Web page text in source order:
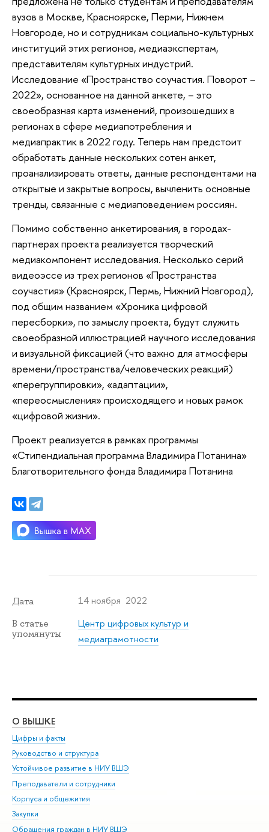
вузов в Москве, Красноярске, Перми, Нижнем
Новгороде, но и сотрудникам социально-культурных
институций этих регионов, медиаэкспертам,
представителям культурных индустрий.
Исследование «Пространство соучастия. Поворот –
2022», основанное на данной анкете, – это
своеобразная карта изменений, произошедших в
регионах в сфере медиапотребления и
медиапрактик в 2022 году. Теперь нам предстоит
обработать данные нескольких сотен анкет,
проанализировать ответы, данные респондентами на
открытые и закрытые вопросы, вычленить основные
тренды, связанные с медиаповедением россиян.
Помимо собственно анкетирования, в городах-
партнерах проекта реализуется творческий
медиакомпонент исследования. Несколько серий
видеоэссе из трех регионов «Пространства
соучастия» (Красноярск, Пермь, Нижний Новгород),
под общим названием «Хроника цифровой
пересборки», по замыслу проекта, будут служить
своеобразной иллюстрацией научного исследования
и визуальной фиксацией (что важно для атмосферы
времени/пространства/человеческих реакций)
«перегруппировки», «адаптации»,
«переосмысления» происходящего и новых рамок
«цифровой жизни».
Проект реализуется в рамках программы
«Стипендиальная программа Владимира Потанина»
Благотворительного фонда Владимира Потанина
Дата 14 ноября 2022
В статье
упомянуты
Центр цифровых культур и
медиаграмотности
О ВЫШКЕ
Цифры и факты
Руководство и структура
Устойчивое развитие в НИУ ВШЭ
Преподаватели и сотрудники
Корпуса и общежития
Закупки
Обращения граждан в НИУ ВШЭ